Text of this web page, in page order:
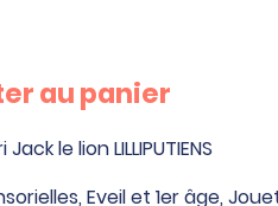
au panier
le lion LILLIPUTIENS
, Eveil et 1er âge,